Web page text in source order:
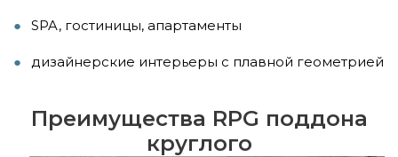
SPA, гостиницы, апартаменты
дизайнерские интерьеры с плавной геометрией
Преимущества RPG поддона
круглого